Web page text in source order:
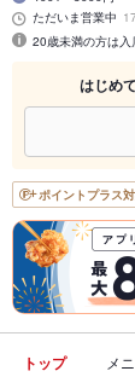
ただいま営業中
20歳未満の方は入
はじめ
ポイントプラス
トップ メ